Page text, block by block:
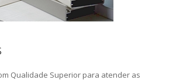
Qualidade Superior para atender as